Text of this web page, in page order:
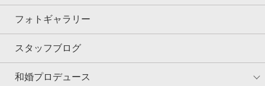
フォトギャラリー
スタッフブログ
和婚プロデュース